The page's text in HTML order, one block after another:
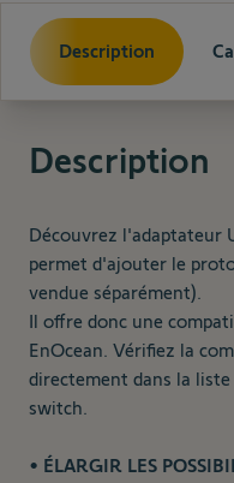
Description
Description
Découvrez l'adaptateur
permet d'ajouter le
vendue séparément).
Il offre donc une
EnOcean. Vérifiez la
directement dans la
switch.
• ÉLARGIR LES